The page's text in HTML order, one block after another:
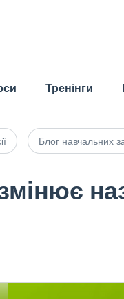
Тренінги
Блог навчальних